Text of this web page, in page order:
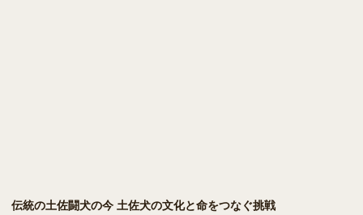
伝統の土佐闘犬の今 土佐犬の文化と命をつなぐ挑戦